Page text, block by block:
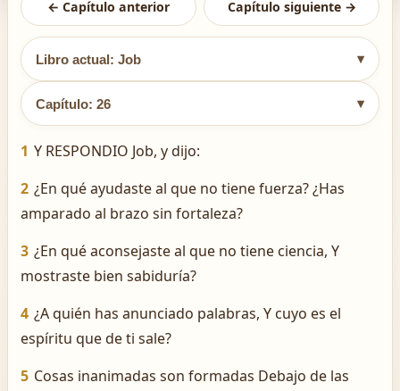
← Capítulo anterior Capítulo siguiente →
Libro actual: Job ▾
Capítulo: 26 ▾
1 Y RESPONDIO Job, y dijo:
2 ¿En qué ayudaste al que no tiene fuerza? ¿Has
amparado al brazo sin fortaleza?
3 ¿En qué aconsejaste al que no tiene ciencia, Y
mostraste bien sabiduría?
4 ¿A quién has anunciado palabras, Y cuyo es el
espíritu que de ti sale?
5 Cosas inanimadas son formadas Debajo de las